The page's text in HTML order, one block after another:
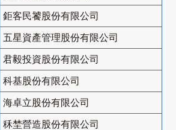
鉅客民饕股份有限公司
五星資產管理股份有限公司
君毅投資股份有限公司
科基股份有限公司
海卓立股份有限公司
秝埜營造股份有限公司